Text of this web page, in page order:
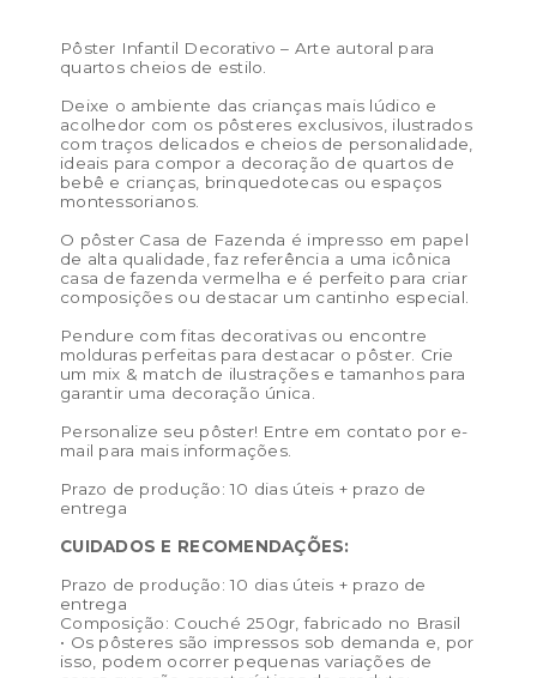
Tamanho PP (13×18 cm) – preço de venda R$ 25,00 /
preço de revenda: R$ 57,50
Tamanho P (21 x 29,7 cm) – preço de venda: R$ 32,00 /
preço de revenda: R$ 73,60
Tamanho M (29,7 x 42 cm) – preço de venda: R$ 50,00
Tamanho G (40 x 50 cm) – preço de venda: R$ 76,00 /
preço de revenda: R$ 174,80
Tamanho GG (50 x 70 cm) – preço de venda: R$ 172,00
/ preço de revenda: R$ 395,60
Cor: Branco, Fendi, Vermelho queimado
Materiais: celulose
Dimensões das embalagem:
Dimensões do produto:
Pôster Infantil Decorativo – Arte autoral para
quartos cheios de estilo.
Deixe o ambiente das crianças mais lúdico e
acolhedor com os pôsteres exclusivos, ilustrados
com traços delicados e cheios de personalidade,
ideais para compor a decoração de quartos de
bebê e crianças, brinquedotecas ou espaços
montessorianos.
O pôster Casa de Fazenda é impresso em papel
de alta qualidade, faz referência a uma icônica
casa de fazenda vermelha e é perfeito para criar
composições ou destacar um cantinho especial.
Pendure com fitas decorativas ou encontre
molduras perfeitas para destacar o pôster. Crie
um mix & match de ilustrações e tamanhos para
garantir uma decoração única.
Personalize seu pôster! Entre em contato por e-
mail para mais informações.
Prazo de produção: 10 dias úteis + prazo de
entrega
CUIDADOS E RECOMENDAÇÕES:
Prazo de produção: 10 dias úteis + prazo de
entrega
Composição: Couché 250gr, fabricado no Brasil
• Os pôsteres são impressos sob demanda e, por
isso, podem ocorrer pequenas variações de